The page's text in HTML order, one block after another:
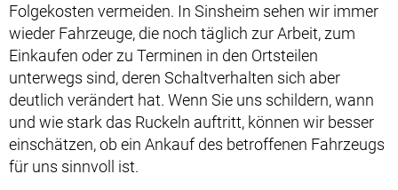
Folgekosten vermeiden. In Sinsheim sehen wir immer
wieder Fahrzeuge, die noch täglich zur Arbeit, zum
Einkaufen oder zu Terminen in den Ortsteilen
unterwegs sind, deren Schaltverhalten sich aber
deutlich verändert hat. Wenn Sie uns schildern, wann
und wie stark das Ruckeln auftritt, können wir besser
einschätzen, ob ein Ankauf des betroffenen Fahrzeugs
für uns sinnvoll ist.